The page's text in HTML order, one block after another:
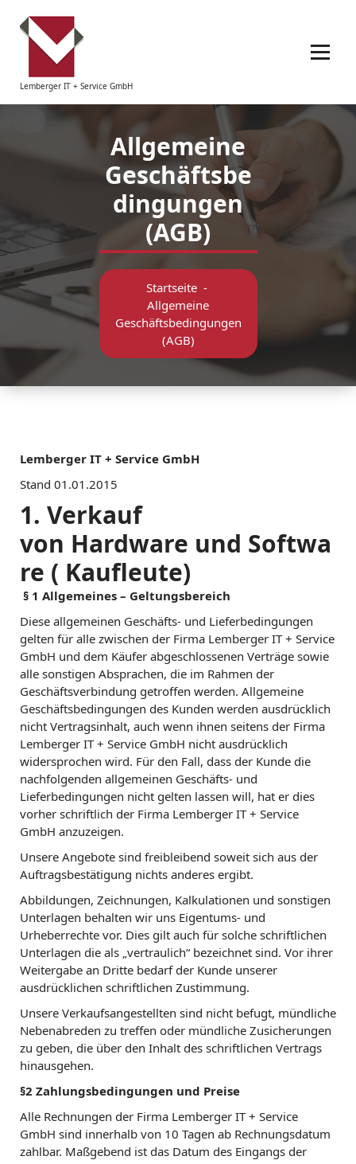
Inhalt
springen
Lemberger IT + Service GmbH
Allgemeine
Geschäftsbe
dingungen
(AGB)
Startseite-
Allgemeine
Geschäftsbedingungen
(AGB)
Lemberger IT + Service GmbH
Stand 01.01.2015
1. Verkauf
von Hardware und Softwa
re ( Kaufleute)
§ 1 Allgemeines – Geltungsbereich
Diese allgemeinen Geschäfts- und Lieferbedingungen
gelten für alle zwischen der Firma Lemberger IT + Service
GmbH und dem Käufer abgeschlossenen Verträge sowie
alle sonstigen Absprachen, die im Rahmen der
Geschäftsverbindung getroffen werden. Allgemeine
Geschäftsbedingungen des Kunden werden ausdrücklich
nicht Vertragsinhalt, auch wenn ihnen seitens der Firma
Lemberger IT + Service GmbH nicht ausdrücklich
widersprochen wird. Für den Fall, dass der Kunde die
nachfolgenden allgemeinen Geschäfts- und
Lieferbedingungen nicht gelten lassen will, hat er dies
vorher schriftlich der Firma Lemberger IT + Service
GmbH anzuzeigen.
Unsere Angebote sind freibleibend soweit sich aus der
Auftragsbestätigung nichts anderes ergibt.
Abbildungen, Zeichnungen, Kalkulationen und sonstigen
Unterlagen behalten wir uns Eigentums- und
Urheberrechte vor. Dies gilt auch für solche schriftlichen
Unterlagen die als „vertraulich“ bezeichnet sind. Vor ihrer
Weitergabe an Dritte bedarf der Kunde unserer
ausdrücklichen schriftlichen Zustimmung.
Unsere Verkaufsangestellten sind nicht befugt, mündliche
Nebenabreden zu treffen oder mündliche Zusicherungen
zu geben, die über den Inhalt des schriftlichen Vertrags
hinausgehen.
§2 Zahlungsbedingungen und Preise
Alle Rechnungen der Firma Lemberger IT + Service
GmbH sind innerhalb von 10 Tagen ab Rechnungsdatum
zahlbar. Maßgebend ist das Datum des Eingangs der